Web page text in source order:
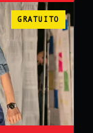
GRATUITO